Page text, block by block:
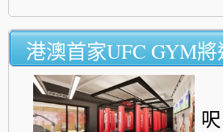
港澳首家UFC GYM